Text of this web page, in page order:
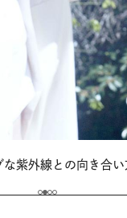
紫外線との向き合い